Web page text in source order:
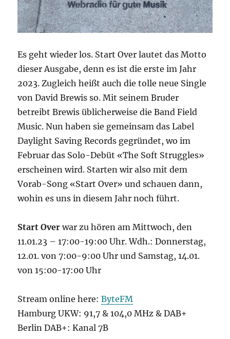
Es geht wieder los. Start Over lautet das Motto
dieser Ausgabe, denn es ist die erste im Jahr
2023. Zugleich heißt auch die tolle neue Single
von David Brewis so. Mit seinem Bruder
betreibt Brewis üblicherweise die Band Field
Music. Nun haben sie gemeinsam das Label
Daylight Saving Records gegründet, wo im
Februar das Solo-Debüt «The Soft Struggles»
erscheinen wird. Starten wir also mit dem
Vorab-Song «Start Over» und schauen dann,
wohin es uns in diesem Jahr noch führt.
Start Overwar zu hören am Mittwoch, den
11.01.23 – 17:00-19:00 Uhr. Wdh.: Donnerstag,
12.01. von 7:00-9:00 Uhr und Samstag, 14.01.
von 15:00-17:00 Uhr
Stream online here:ByteFM
Hamburg UKW: 91,7 & 104,0 MHz & DAB+
Berlin DAB+: Kanal 7B